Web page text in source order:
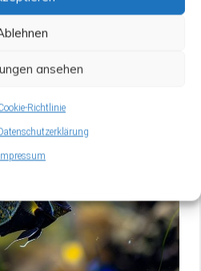
ansehen
Richtlinie
gegen